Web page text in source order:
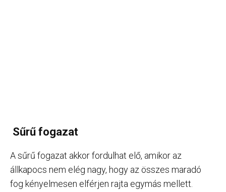
Sűrű fogazat
A sűrű fogazat akkor fordulhat elő, amikor az
állkapocs nem elég nagy, hogy az összes maradó
fog kényelmesen elférjen rajta egymás mellett.